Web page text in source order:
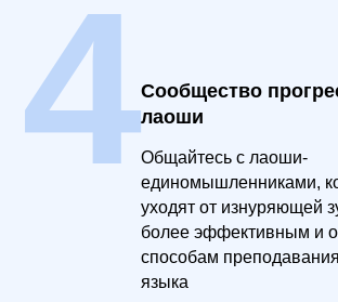
Сообщество
лаоши
Общайтесь с лаоши-
единомышленниками,
уходят от изнуряющей
более эффективным и
способам преподавания
языка
4